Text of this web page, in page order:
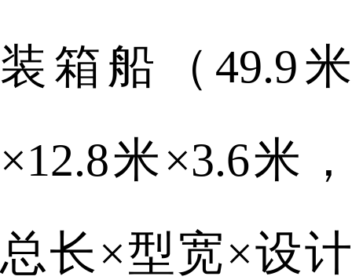
装箱船（49.9米
×12.8米×3.6米，
总长×型宽×设计